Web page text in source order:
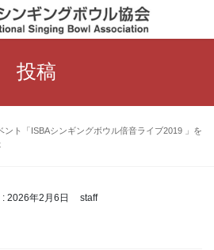
投稿
ト「ISBAシンギングボウル倍音ライブ2019 」を
: 2026年2月6日 staff